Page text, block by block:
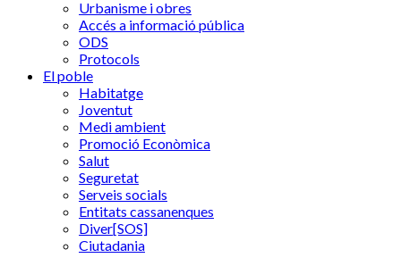
Urbanisme i obres
Accés a informació pública
ODS
Protocols
El poble
Habitatge
Joventut
Medi ambient
Promoció Econòmica
Salut
Seguretat
Serveis socials
Entitats cassanenques
Diver[SOS]
Ciutadania